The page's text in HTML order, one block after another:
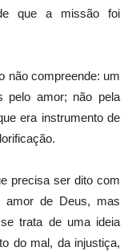
que a missão foi
compreende: um
pelo amor; não pela
era instrumento de
ser dito com
amor de Deus, mas
trata de uma ideia
do mal, da injustiça,